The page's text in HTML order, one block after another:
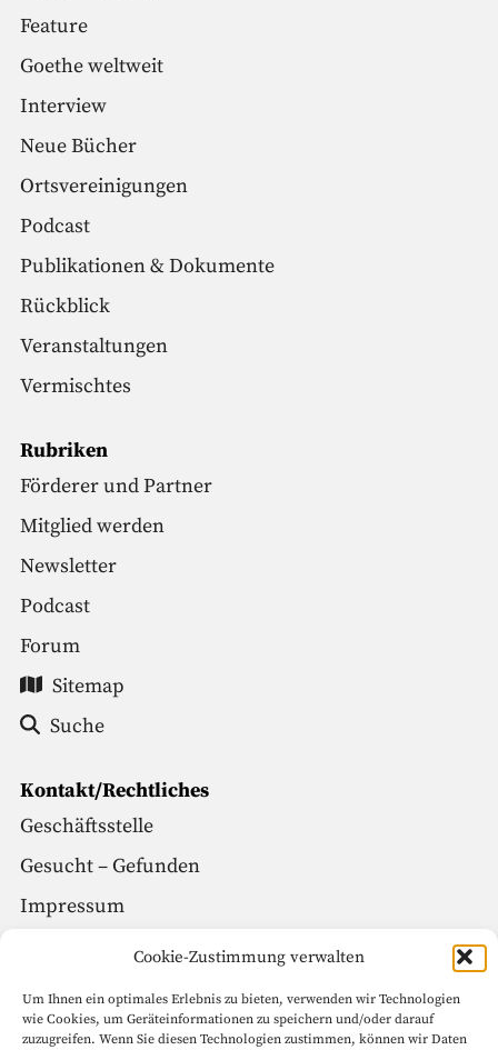
Cookie-Zustimmung verwalten
Um Ihnen ein optimales Erlebnis zu bieten, verwenden wir Technologien
wie Cookies, um Geräteinformationen zu speichern und/oder darauf
zuzugreifen. Wenn Sie diesen Technologien zustimmen, können wir Daten
Feature
Goethe weltweit
Interview
Neue Bücher
Ortsvereinigungen
Podcast
Publikationen & Dokumente
Rückblick
Veranstaltungen
Vermischtes
Rubriken
Förderer und Partner
Mitglied werden
Newsletter
Podcast
Forum
Sitemap
Suche
Kontakt/Rechtliches
Geschäftsstelle
Gesucht – Gefunden
Impressum
Social Media